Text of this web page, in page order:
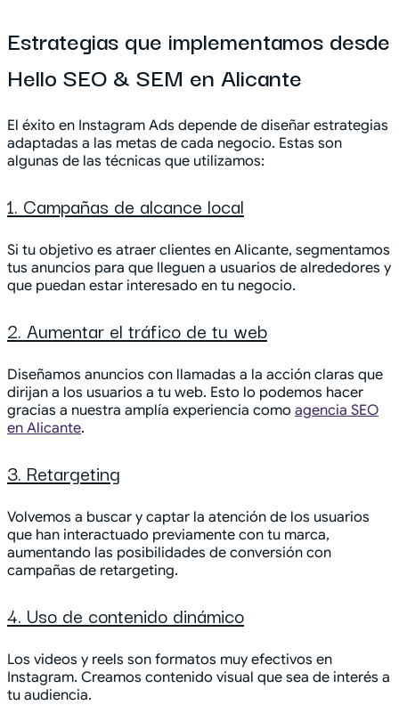
Estrategias que implementamos desde
Hello SEO & SEM en Alicante
El éxito en Instagram Ads depende de diseñar estrategias
adaptadas a las metas de cada negocio. Estas son
algunas de las técnicas que utilizamos:
1. Campañas de alcance local
Si tu objetivo es atraer clientes en Alicante, segmentamos
tus anuncios para que lleguen a usuarios de alrededores y
que puedan estar interesado en tu negocio.
2. Aumentar el tráfico de tu web
Diseñamos anuncios con llamadas a la acción claras que
dirijan a los usuarios a tu web. Esto lo podemos hacer
gracias a nuestra amplía experiencia como agencia SEO
en Alicante.
3. Retargeting
Volvemos a buscar y captar la atención de los usuarios
que han interactuado previamente con tu marca,
aumentando las posibilidades de conversión con
campañas de retargeting.
4. Uso de contenido dinámico
Los videos y reels son formatos muy efectivos en
Instagram. Creamos contenido visual que sea de interés a
tu audiencia.